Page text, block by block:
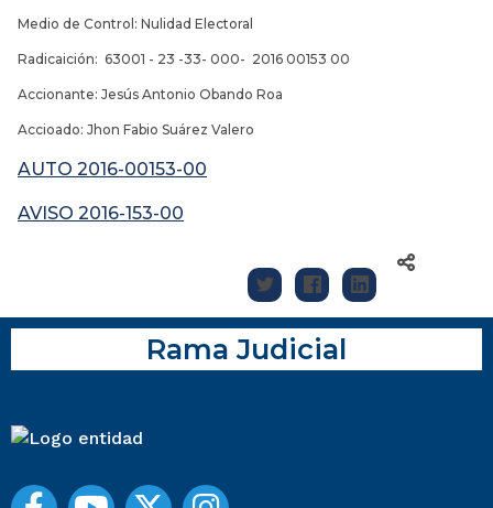
Medio de Control: Nulidad Electoral
Radicaición: 63001 - 23 -33- 000- 2016 00153 00
Accionante: Jesús Antonio Obando Roa
Accioado: Jhon Fabio Suárez Valero
AUTO 2016-00153-00
AVISO 2016-153-00
Rama Judicial